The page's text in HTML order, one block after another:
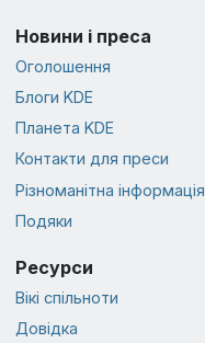
Новини і преса
Оголошення
Блоги KDE
Планета KDE
Контакти для преси
Різноманітна інформація
Подяки
Ресурси
Вікі спільноти
Довідка